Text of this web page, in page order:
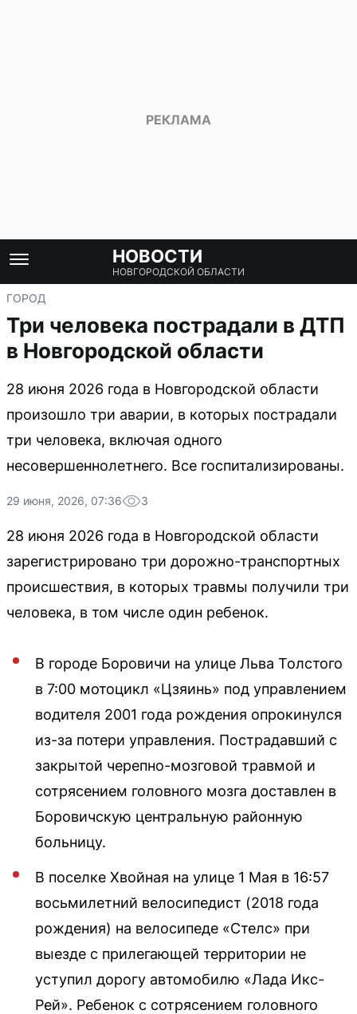
НОВОСТИ
НОВГОРОДСКОЙ ОБЛАСТИ
ГОРОД
Три человека пострадали в ДТП
в Новгородской области
28 июня 2026 года в Новгородской области
произошло три аварии, в которых пострадали
три человека, включая одного
несовершеннолетнего. Все госпитализированы.
29 июня, 2026, 07:36 3
28 июня 2026 года в Новгородской области
зарегистрировано три дорожно-транспортных
происшествия, в которых травмы получили три
человека, в том числе один ребенок.
В городе Боровичи на улице Льва Толстого
в 7:00 мотоцикл «Цзяинь» под управлением
водителя 2001 года рождения опрокинулся
из-за потери управления. Пострадавший с
закрытой черепно-мозговой травмой и
сотрясением головного мозга доставлен в
Боровичскую центральную районную
больницу.
В поселке Хвойная на улице 1 Мая в 16:57
восьмилетний велосипедист (2018 года
рождения) на велосипеде «Стелс» при
выезде с прилегающей территории не
уступил дорогу автомобилю «Лада Икс-
Рей». Ребенок с сотрясением головного